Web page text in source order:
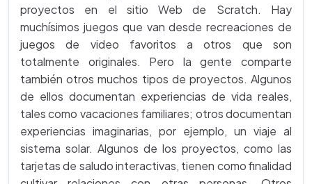
proyectos en el sitio Web de Scratch. Hay
muchísimos juegos que van desde recreaciones de
juegos de video favoritos a otros que son
totalmente originales. Pero la gente comparte
también otros muchos tipos de proyectos. Algunos
de ellos documentan experiencias de vida reales,
tales como vacaciones familiares; otros documentan
experiencias imaginarias, por ejemplo, un viaje al
sistema solar. Algunos de los proyectos, como las
tarjetas de saludo interactivas, tienen como finalidad